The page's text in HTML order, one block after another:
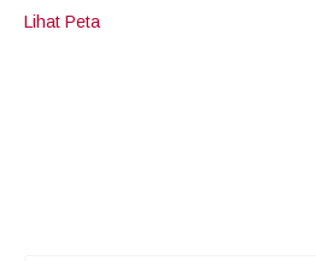
Lihat Peta